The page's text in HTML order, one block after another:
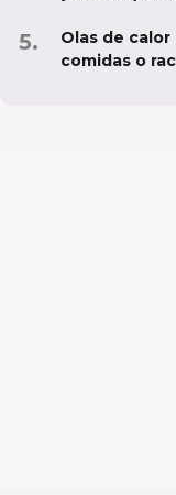
Olas de
comidas o